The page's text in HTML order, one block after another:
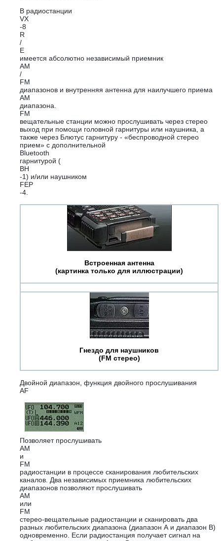
В радиостанции
VX
-8
R
/
E
имеется абсолютно независимый приемник
AM
/
FM
диапазонов и внутренняя антенна для наилучшего приема
AM
диапазона.
FM
вещательные станции можно прослушивать через стерео
выход при помощи головной гарнитуры или наушника, а
также через Блютус гарнитуру - «беспроводной стерео
прием» с дополнительной
Bluetooth
гарнитурой (
BH
-1) и/или наушником
FEP
-4.
Встроенная антенна
(картинка только для иллюстрации)
Гнездо для наушников
(FM стерео)
Двойной диапазон, функция двойного прослушивания
AF
Позволяет прослушивать
AM
и
FM
радиостанции в процессе сканирования любительских
каналов. Два независимых приемника любительских
диапазонов позволяют прослушивать
AM
или
FM
стерео-вещательные радиостанции и сканировать два
разных любительских диапазона (диапазон А и диапазон В)
одновременно. Если радиостанция получает сигнал на